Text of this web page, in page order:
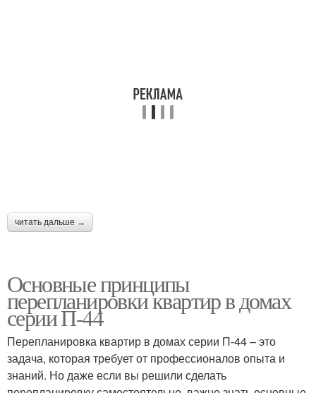
читать дальше →
Основные принципы
перепланировки квартир в домах
серии П-44
Перепланировка квартир в домах серии П-44 – это
задача, которая требует от профессионалов опыта и
знаний. Но даже если вы решили сделать